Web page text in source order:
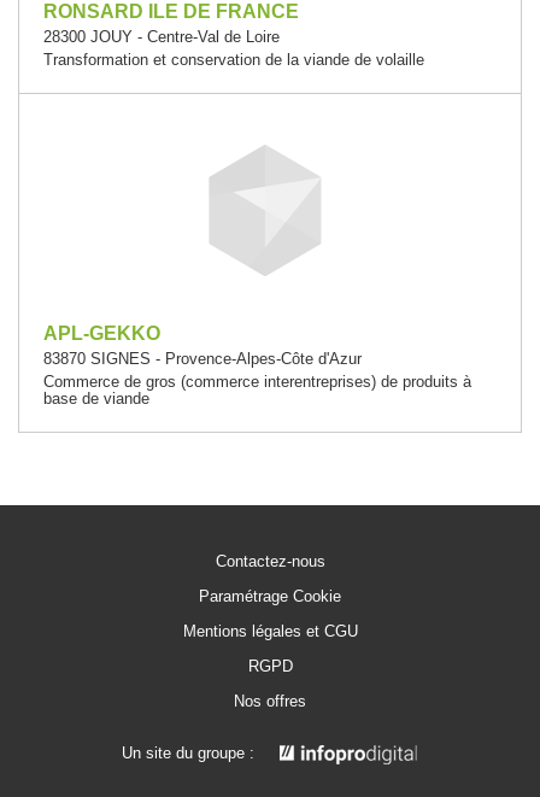
RONSARD ILE DE FRANCE
28300 JOUY - Centre-Val de Loire
Transformation et conservation de la viande de volaille
APL-GEKKO
83870 SIGNES - Provence-Alpes-Côte d'Azur
Commerce de gros (commerce interentreprises) de produits à
base de viande
Contactez-nous
Paramétrage Cookie
Mentions légales et CGU
RGPD
Nos offres
Un site du groupe :